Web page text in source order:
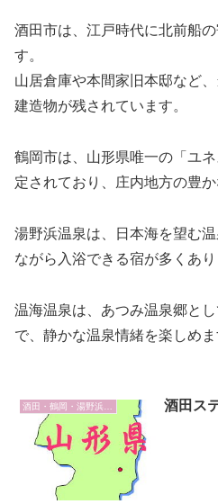
酒田市は、江戸時代に北前船
す。
山居倉庫や本間家旧本邸など
建造物が残されています。
鶴岡市は、山形県唯一の「ユ
定されており、庄内地方の豊
湯野浜温泉は、日本海を望む
ながら入浴できる宿が多くあり
温海温泉は、あつみ温泉郷と
で、静かな温泉情緒を楽しめま
酒田ス